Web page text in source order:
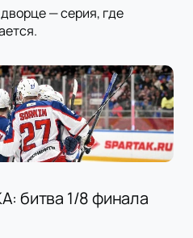
— серия, где
битва 1/8 финала